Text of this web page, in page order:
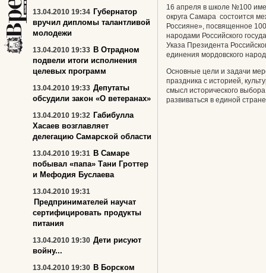
16 апреля в школе №100
округа Самара состоится
Россияне», посвященное
народами Российского
Указа Президента
единения мордовского
Основные цели и задачи
праздника с историей,
смысл исторического
развиваться в единой
13.04.2010 19:34 Губернатор
вручил дипломы талантливой
молодежи
13.04.2010 19:33 В Отрадном
подвели итоги исполнения
целевых программ
13.04.2010 19:33 Депутаты
обсудили закон «О ветеранах»
13.04.2010 19:32 Габибулла
Хасаев возглавляет
делегацию Самарской области
13.04.2010 19:31 В Самаре
побывал «папа» Тани Гроттер
и Мефодия Буслаева
13.04.2010 19:31
Предпринимателей научат
сертифицировать продукты
питания
13.04.2010 19:30 Дети рисуют
войну...
13.04.2010 19:30 В Борском